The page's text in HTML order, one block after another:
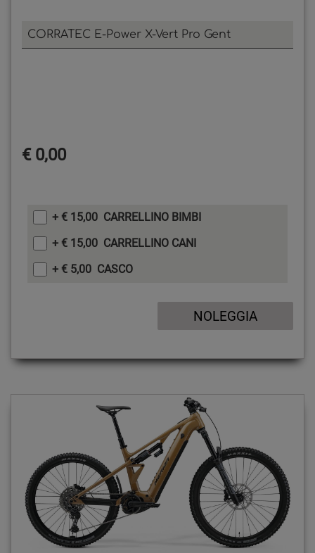
CORRATEC E-Power X-Vert Pro Gent
€ 0,00
+ € 15,00 CARRELLINO BIMBI
+ € 15,00 CARRELLINO CANI
+ € 5,00 CASCO